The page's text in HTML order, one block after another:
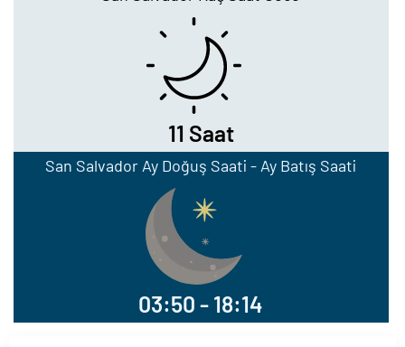
11 Saat
San Salvador Ay Doğuş Saati - Ay Batış Saati
03:50 - 18:14